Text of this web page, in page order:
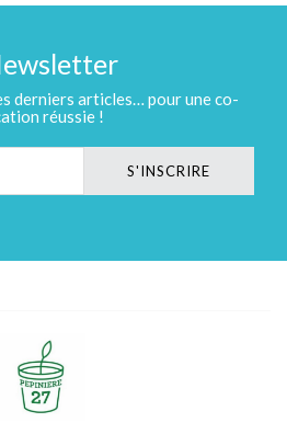
derniers articles… pour une co-
réussie !